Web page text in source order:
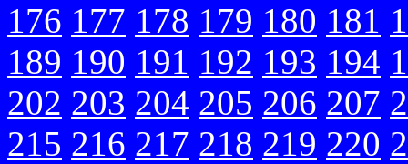
176 177 178 179 180 181
189 190 191 192 193 194
202 203 204 205 206 207
215 216 217 218 219 220